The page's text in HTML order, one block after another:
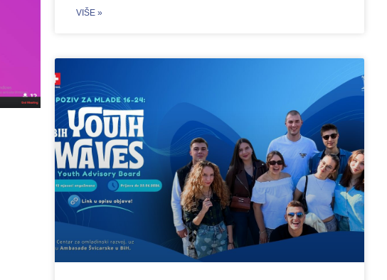
VIŠE »